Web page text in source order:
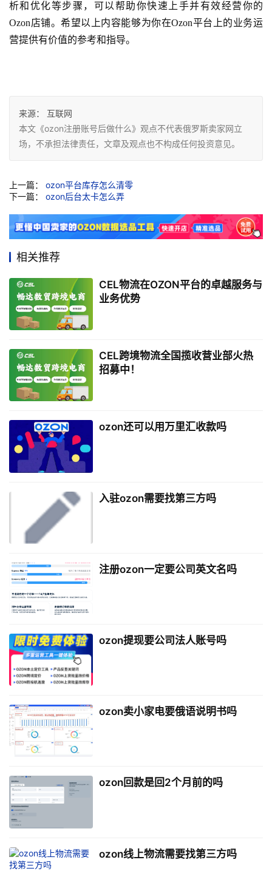
析和优化等步骤，可以帮助你快速上手并有效经营你的
Ozon店铺。希望以上内容能够为你在Ozon平台上的业务运
营提供有价值的参考和指导。
来源：
互联网
本文《ozon注册账号后做什么》观点不代表俄罗斯卖家网立
场，不承担法律责任，文章及观点也不构成任何投资意见。
上一篇： ozon平台库存怎么清零
下一篇： ozon后台太卡怎么弄
相关推荐
CEL物流在OZON平台的卓越服务与
业务优势
CEL跨境物流全国揽收营业部火热
招募中！
ozon还可以用万里汇收款吗
入驻ozon需要找第三方吗
注册ozon一定要公司英文名吗
ozon提现要公司法人账号吗
ozon卖小家电要俄语说明书吗
ozon回款是回2个月前的吗
ozon线上物流需要找第三方吗